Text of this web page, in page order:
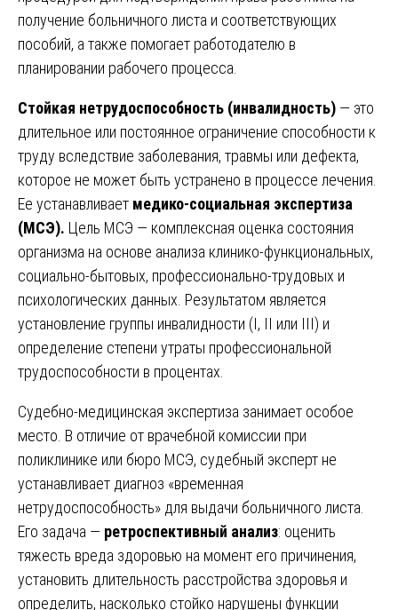
получение больничного листа и соответствующих
пособий, а также помогает работодателю в
планировании рабочего процесса.
Стойкая нетрудоспособность (инвалидность) — это
длительное или постоянное ограничение способности к
труду вследствие заболевания, травмы или дефекта,
которое не может быть устранено в процессе лечения.
Ее устанавливает медико-социальная экспертиза
(МСЭ). Цель МСЭ — комплексная оценка состояния
организма на основе анализа клинико-функциональных,
социально-бытовых, профессионально-трудовых и
психологических данных. Результатом является
установление группы инвалидности (I, II или III) и
определение степени утраты профессиональной
трудоспособности в процентах.
Судебно-медицинская экспертиза занимает особое
место. В отличие от врачебной комиссии при
поликлинике или бюро МСЭ, судебный эксперт не
устанавливает диагноз «временная
нетрудоспособность» для выдачи больничного листа.
Его задача — ретроспективный анализ: оценить
тяжесть вреда здоровью на момент его причинения,
установить длительность расстройства здоровья и
определить, насколько стойко нарушены функции